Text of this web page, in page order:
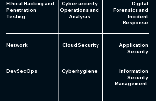
Ethical Hacking and
Penetration
Testing
Cybersecurity
Operations and
Analysis
Digital
Forensics and
Incident
Response
Network Сloud Security
Application
Security
DevSecOps Cyberhygiene
Information
Security
Management